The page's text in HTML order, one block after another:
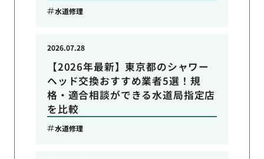
水道修理
【2026年最新】東京都のシャワー
ヘッド交換おすすめ業者5選！規
格・適合相談ができる水道局指定店
を比較
2026.07.28
水道修理